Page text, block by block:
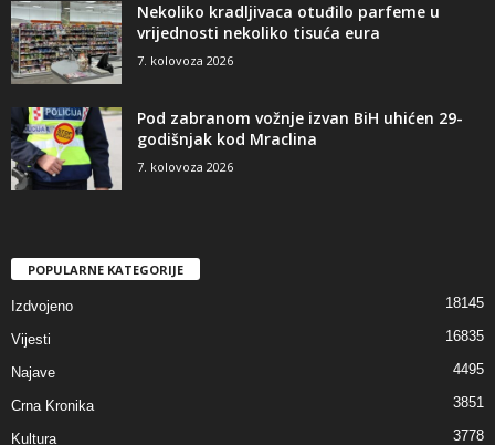
Nekoliko kradljivaca otuđilo parfeme u
vrijednosti nekoliko tisuća eura
7. kolovoza 2026
Pod zabranom vožnje izvan BiH uhićen 29-
godišnjak kod Mraclina
7. kolovoza 2026
POPULARNE KATEGORIJE
Izdvojeno 18145
Vijesti 16835
Najave 4495
Crna Kronika 3851
Kultura 3778